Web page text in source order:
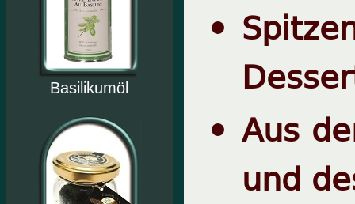
Basilikumöl
Aus
und